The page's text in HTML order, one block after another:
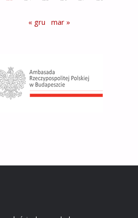
« gru mar »